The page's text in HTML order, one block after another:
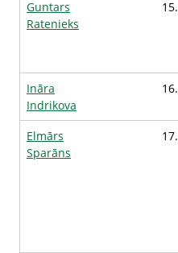
Guntars
Ratenieks
15.
Ināra
Indrikova
16.
Elmārs
Sparāns
17.